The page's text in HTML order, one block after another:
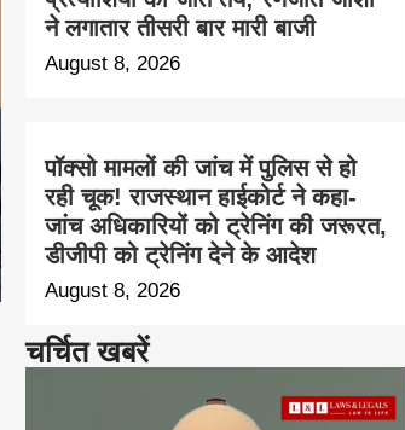
ने लगातार तीसरी बार मारी बाजी
August 8, 2026
पॉक्सो मामलों की जांच में पुलिस से हो
रही चूक! राजस्थान हाईकोर्ट ने कहा-
जांच अधिकारियों को ट्रेनिंग की जरूरत,
डीजीपी को ट्रेनिंग देने के आदेश
August 8, 2026
चर्चित खबरें